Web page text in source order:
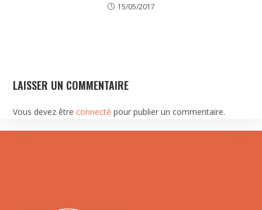
15/05/2017
LAISSER UN COMMENTAIRE
Vous devez êtreconnecté pour publier un commentaire.